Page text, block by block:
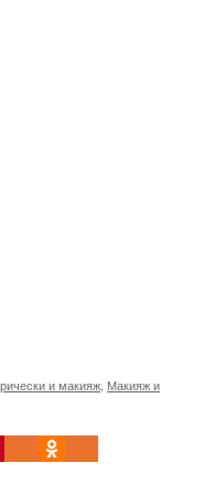
и макияж Макияж и